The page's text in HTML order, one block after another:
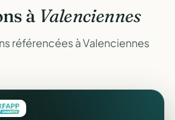
à Valenciennes
référencées à Valenciennes